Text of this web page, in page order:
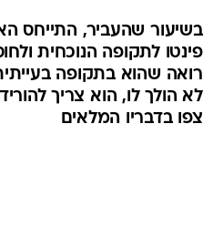
בשיעור שהעביר, התייחס
פינטו לתקופה הנוכחית
רואה שהוא בתקופה
לא הולך לו, הוא צריך
צפו בדבריו המלאים